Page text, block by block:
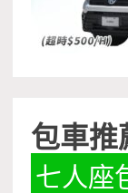
包車推
七人座